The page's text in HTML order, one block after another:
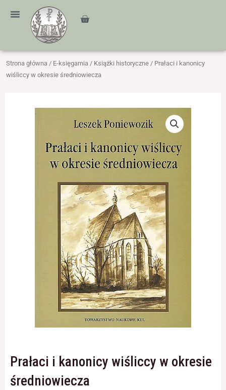
treści
Cart
Strona główna / E-księgarnia / Książki historyczne / Prałaci i kanonicy
wiśliccy w okresie średniowiecza
Prałaci i kanonicy wiśliccy w okresie
średniowiecza
Konieczne
Te pliki cookie
nie są
opcjonalne. Są
one potrzebne
do